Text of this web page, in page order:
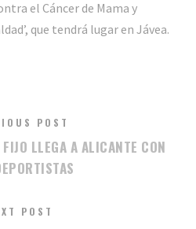
el Cáncer de Mama y
que tendrá lugar en Jávea.
POST
LLEGA A ALICANTE CON
POST